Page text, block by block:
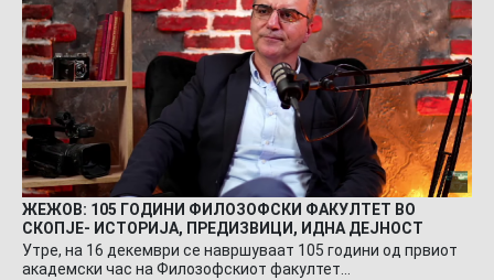
ЖЕЖОВ: 105 ГОДИНИ ФИЛОЗОФСКИ ФАКУЛТЕТ ВО
СКОПЈЕ- ИСТОРИЈА, ПРЕДИЗВИЦИ, ИДНА ДЕЈНОСТ
Утре, на 16 декември се навршуваат 105 години од првиот
академски час на Филозофскиот факултет…